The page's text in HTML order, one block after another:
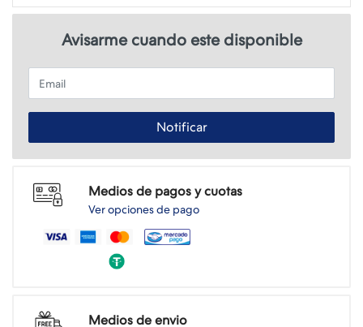
Avisarme cuando este disponible
Email
Notificar
Medios de pagos y cuotas
Ver opciones de pago
Medios de envio